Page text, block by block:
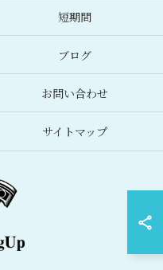
短期間
ブログ
お問い合わせ
サイトマップ